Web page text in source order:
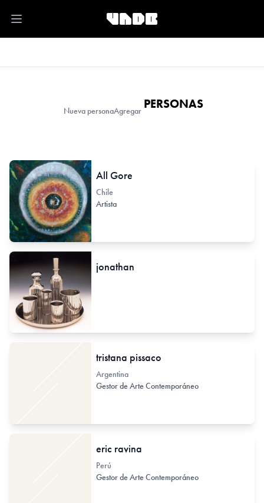
Open main menu
Nueva personaAgregar PERSONAS
All Gore
Chile
Artista
jonathan
tristana pissaco
Argentina
Gestor de Arte Contemporáneo
eric ravina
Perú
Gestor de Arte Contemporáneo